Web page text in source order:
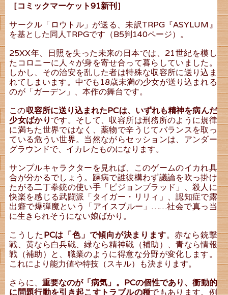
［コミックマーケット91新刊］
サークル「ロウトル」が送る、未訳TRPG『ASYLUM』
を基とした同人TRPGです（B5判140ページ）。
25XX年、日照を失った未来の日本では、21世紀を模し
たコロニーに人々が身を寄せ合って暮らしていました。
しかし、その治安を乱した者は特殊な収容所に送り込ま
れてしまいます。中でも18歳未満の少女が送り込まれる
のが「ガーデン」、本作の舞台です。
この収容所に送り込まれたPCは、いずれも精神を病んだ
少女ばかりです。そして、収容所は刑務所のように規律
に満ちた世界ではなく、薬物で辛うじてバランスを取っ
ている危うい世界。当然ながらセッションは、アンダー
グラウンドで、イカレたものになります。
サンプルキャラクターを見れば、このゲームのイカれ具
合が分かるでしょう。躁病で誰彼構わず議論を吹っ掛け
たがる二丁拳銃の使い手「ピジョンブラッド」、殺人に
快楽を感じる武闘派「タイガー・リリィ」、認知症で露
出癖で爆弾魔という「アイスブルー」……社会で真っ当
に生きられそうにない娘ばかり。
こうしたPCは「色」で傾向が決まります。赤なら銃撃
戦、黄なら白兵戦、緑なら精神戦（補助）、青なら情報
戦（補助）と、職業のように得意な分野が変化します。
これにより能力値や特技（スキル）も決まります。
さらに、 重要なのが「病気」。PCの個性であり、衝動的
に問題行動を引き起こすトラブルの種でもあります。例